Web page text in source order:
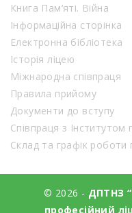
Книга Пам’яті. Війна
Інформаційна сторінка
Електронна бібліотека
Історія ліцею
Міжнародна співпраця
Правила прийому
Документи до вступу
Співпраця з Інститутом
© 2026 - ДПТНЗ
професійний